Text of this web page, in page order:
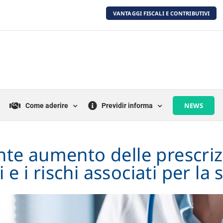
VANTAGGI FISCALI E CONTRIBUTIVI
Come aderire Previdir informa NEWS
aumento delle
e i rischi associati per la